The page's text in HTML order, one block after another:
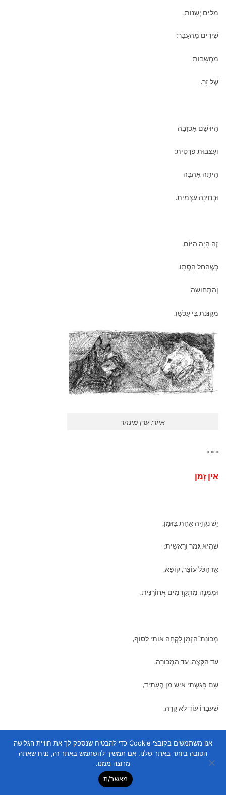
מִלִּים יְשָׁנוֹת,
שִׁירִים מֵהֶעָבָר;
מַחְשָׁבוֹת
שֶׁל זָר.
הָיוּ שָׁם אַכְזָבָה
וְעַצְבוּת פְּרָטִית;
הָיְתָה אַהֲבָה
וּבְחִינָה עַצְמִית.
זֶה הָיָה הַיּוֹם,
כְּשֶׁהֵחֵל הַסְּתָו.
וְהַתְּחוּשָׁה
מְקַנֶּנֶת בִּי עַכְשָׁו.
איור: ערן מינהר
* * *
אֵין זְמַן
יֵשׁ נְקֻדָּה אַחַת בַּזְּמָן,
שֶׁהִיא גֶּמֶר וְרֵאשִׁית;
אָז הַכֹּל עוֹצֵר, קוֹפֵא,
וּמִמְּנָה מִתְקַדְּמִים אֲחוֹרַנִּית.
מְכוֹנַת־הַזְּמָן לָקְחָה אוֹתִי לַסּוֹף,
עַד הַקָּצֶה, עַד הַמְּכוֹרָה.
שָׁם פָּגַשְׁתִּי אִישׁ מִן הֶעָתִיד,
שֶׁעֲבָרוֹ עוֹד לֹא קָרָה.
מִבְּחִינָתוֹ, אֲנִי אִישׁ מִן הֶעָבָר –
אנו משתמשים בקובצי Cookie כדי להבטיח שנספק לך את חוויית הגלישה
הטובה ביותר באתר שלנו. אם תמשיך להשתמש באתר זה, נניח שאתה
מרוצה ממנו.
מאשר/ת